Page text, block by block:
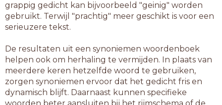
grappig gedicht kan bijvoorbeeld "geinig" worden
gebruikt. Terwijl "prachtig" meer geschikt is voor een
serieuzere tekst.
De resultaten uit een synoniemen woordenboek
helpen ook om herhaling te vermijden. In plaats van
meerdere keren hetzelfde woord te gebruiken,
zorgen synoniemen ervoor dat het gedicht fris en
dynamisch blijft. Daarnaast kunnen specifieke